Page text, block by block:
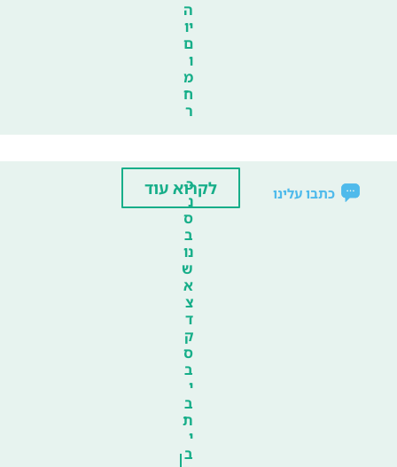
ה
יו
ם
ו
מ
ח
ר
כתבו עלינו
כ
נ
ס
ב
נו
ש
א
צ
ד
ק
ס
ב
י
ב
ת
י
ב
לקרוא עוד